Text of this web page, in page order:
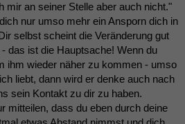
mir an seiner Stelle aber auch nicht."
nur umso mehr ein Ansporn dich in
selbst scheint die Veränderung gut
das ist die Hauptsache! Wenn du
ihm wieder näher zu kommen - umso
liebt, dann wird er denke auch nach
sein Kontakt zu dir zu haben.
mitteilen, dass du eben durch deine